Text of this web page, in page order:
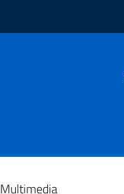
Multimedia